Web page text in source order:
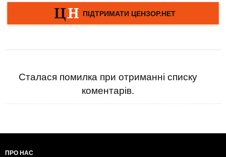
Сталася помилка при отриманні списку
коментарів.
ПРО НАС